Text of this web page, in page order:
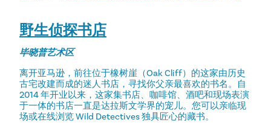
野生侦探书店
毕晓普艺术区
离开亚马逊，前往位于橡树崖（Oak Cliff）的这家由历史
古宅改建而成的迷人书店，寻找你父亲最喜欢的书名。自
2014 年开业以来，这家集书店、咖啡馆、酒吧和现场表演
于一体的书店一直是达拉斯文学界的宠儿。您可以亲临现
场或在线浏览 Wild Detectives 独具匠心的藏书。